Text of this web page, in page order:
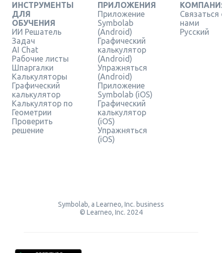
ИНСТРУМЕНТЫ
ДЛЯ
ОБУЧЕНИЯ
ИИ Решатель
Задач
AI Chat
Рабочие листы
Шпаргалки
Калькуляторы
Графический
калькулятор
Калькулятор по
Геометрии
Проверить
решение
ПРИЛОЖЕНИЯ
Приложение
Symbolab
(Android)
Графический
калькулятор
(Android)
Упражняться
(Android)
Приложение
Symbolab (iOS)
Графический
калькулятор
(iOS)
Упражняться
(iOS)
Связаться
нами
Русский
Symbolab, a Learneo, Inc. business
© Learneo, Inc. 2024